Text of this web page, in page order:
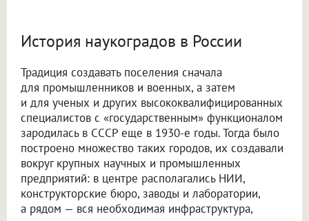
История наукоградов в России
Традиция создавать поселения сначала
для промышленников и военных, а затем
и для ученых и других высококвалифицированных
специалистов с «государственным» функционалом
зародилась в СССР еще в 1930-е годы. Тогда было
построено множество таких городов, их создавали
вокруг крупных научных и промышленных
предприятий: в центре располагались НИИ,
конструкторские бюро, заводы и лаборатории,
а рядом — вся необходимая инфраструктура,